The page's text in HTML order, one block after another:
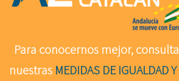
Para conocernos mejor, consulta
nuestras MEDIDAS DE IGUALDAD Y